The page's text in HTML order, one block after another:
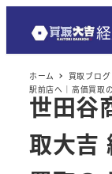
ホーム 買取ブログ
駅前店へ｜高価買取
世田谷
取大吉